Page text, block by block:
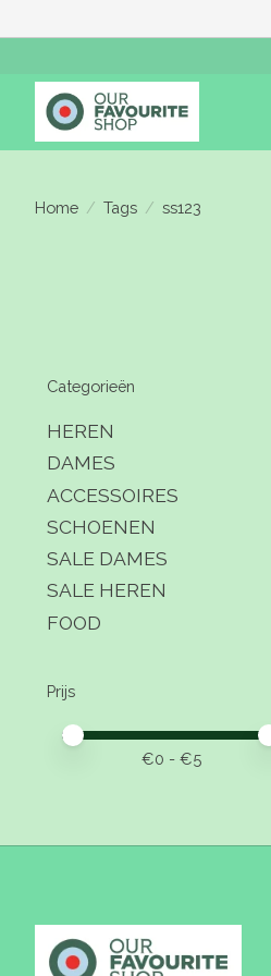
Home / Tags / ss123
Categorieën
HEREN
DAMES
ACCESSOIRES
SCHOENEN
SALE DAMES
SALE HEREN
FOOD
Prijs
Minimale prijswaarde
Price maximum value
€0 - €5